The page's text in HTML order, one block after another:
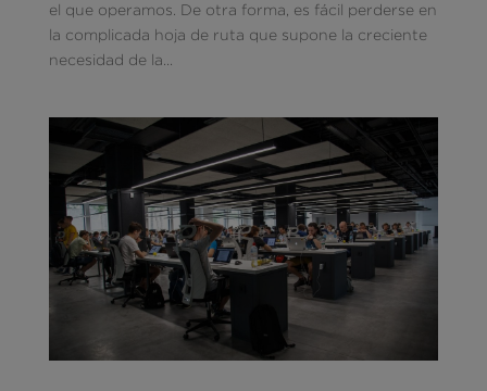
el que operamos. De otra forma, es fácil perderse en
la complicada hoja de ruta que supone la creciente
necesidad de la...